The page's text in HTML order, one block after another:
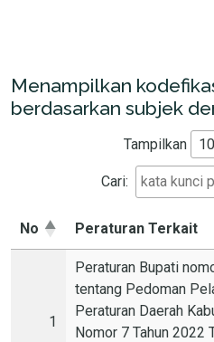
Menampilkan
berdasarkan subjek
Tampilkan
Cari:
No Peraturan Terkait
1
Peraturan Bupati
tentang Pedoman
Peraturan Daerah
Nomor 7 Tahun 2022